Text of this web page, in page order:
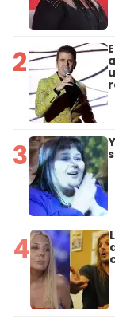
2
3
4